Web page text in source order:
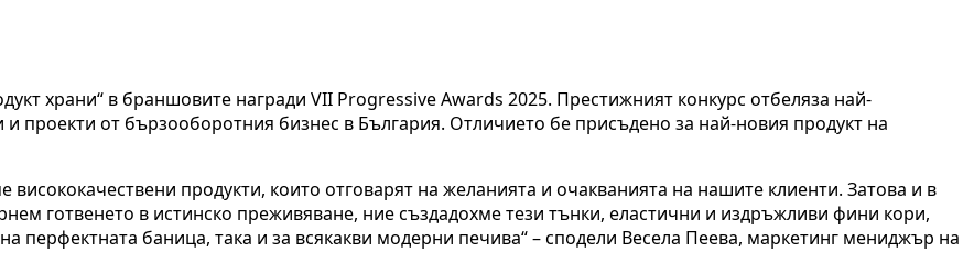
храни“ в браншовите награди VII Progressive Awards 2025. Престижният конкурс отбеляза най-
проекти от бързооборотния бизнес в България. Отличието бе присъдено за най-новия продукт на
продукти, които отговарят на желанията и очакванията на нашите клиенти. Затова и в
готвенето в истинско преживяване, ние създадохме тези тънки, еластични и издръжливи фини кори,
перфектната баница, така и за всякакви модерни печива“ – сподели Весела Пеева, маркетинг мениджър на